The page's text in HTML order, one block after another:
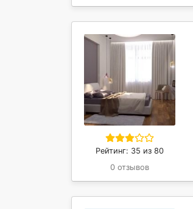
Рейтинг: 35 из 80
0 отзывов